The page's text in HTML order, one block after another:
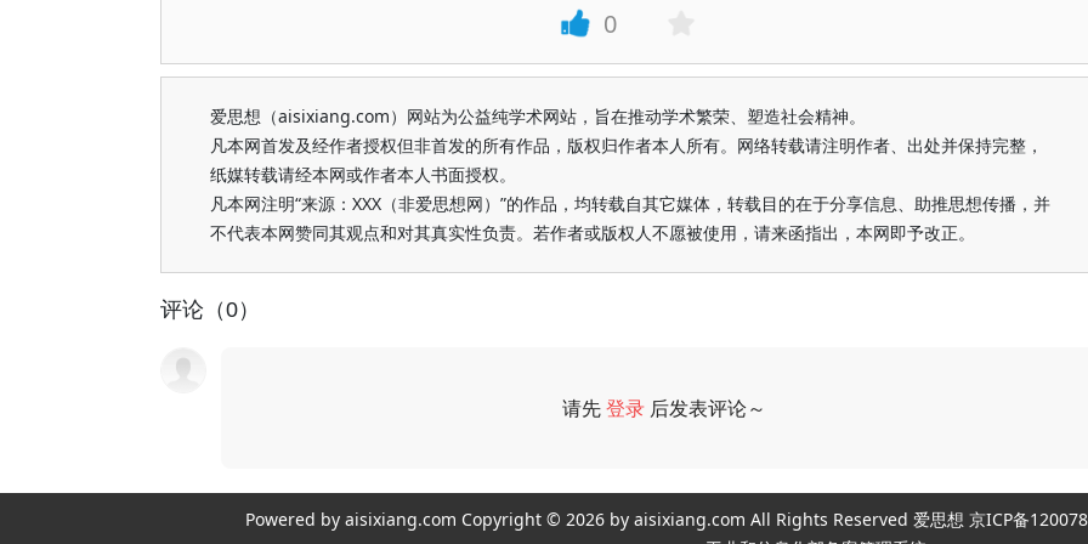
0
爱思想（aisixiang.com）网站为公益纯学术网站，旨在推动学术繁荣、塑造社会精神。
凡本网首发及经作者授权但非首发的所有作品，版权归作者本人所有。网络转载请注明作者、出处并保持完整，
纸媒转载请经本网或作者本人书面授权。
凡本网注明“来源：XXX（非爱思想网）”的作品，均转载自其它媒体，转载目的在于分享信息、助推思想传播，并
不代表本网赞同其观点和对其真实性负责。若作者或版权人不愿被使用，请来函指出，本网即予改正。
评论（0）
请先登录 后发表评论～
Powered by aisixiang.com Copyright © 2026 by aisixiang.com All Rights Reserved 爱思想 京ICP备